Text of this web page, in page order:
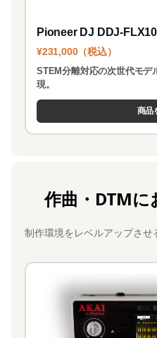
Pioneer DJ DDJ-FLX10
¥231,000（税込）
STEM分離対応の次世代モデ
現。
商品
作曲・DTM
制作環境をレベルアップさせ